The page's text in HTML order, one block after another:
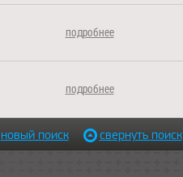
подробнее
подробнее
новый поиск свернуть поиск